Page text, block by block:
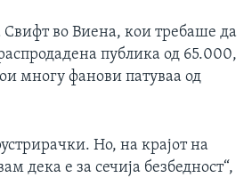
во Виена, кои требаше да
публика од 65.000,
многу фанови патуваа од
Но, на крајот на
дека е за сечија безбедност“,